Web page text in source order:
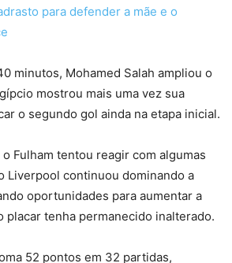
para defender a mãe e o
minutos, Mohamed Salah ampliou o
mostrou mais uma vez sua
o segundo gol ainda na etapa inicial.
Fulham tentou reagir com algumas
Liverpool continuou dominando a
oportunidades para aumentar a
placar tenha permanecido inalterado.
52 pontos em 32 partidas,